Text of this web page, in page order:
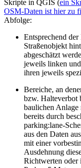
Skripte in QGIS (ein
OSM-Daten ist hier zu
Abfolge:
Entsprechend
Straßenobjekt
abgeschätzt
jeweils linken
ihren jeweils
Bereiche, an
bzw. Halteverbot
baulichen Anlage
bereits durch
parking:lane-
aus den Daten
mit einer
Ausdehnung
Richtwerten oder